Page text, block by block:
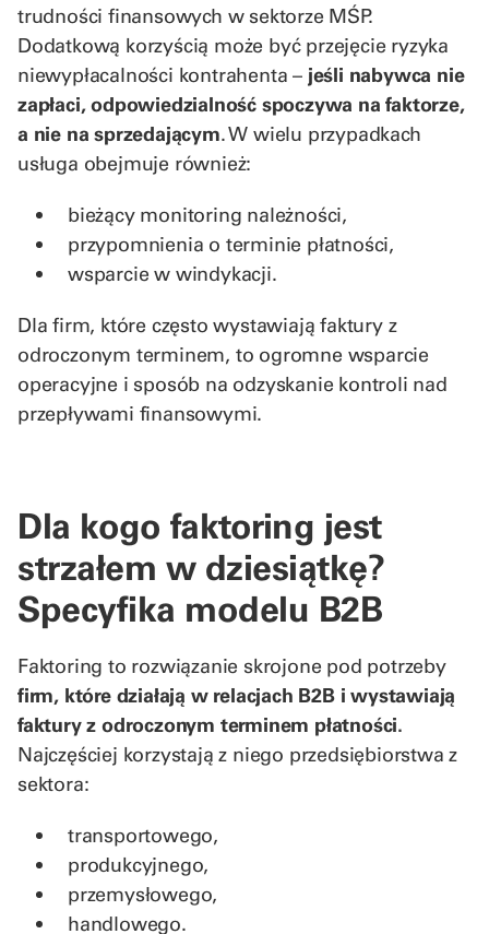
trudności finansowych w sektorze MŚP.
Dodatkową korzyścią może być przejęcie ryzyka
niewypłacalności kontrahenta – jeśli nabywca nie
zapłaci, odpowiedzialność spoczywa na faktorze,
a nie na sprzedającym. W wielu przypadkach
usługa obejmuje również:
bieżący monitoring należności,
przypomnienia o terminie płatności,
wsparcie w windykacji.
Dla firm, które często wystawiają faktury z
odroczonym terminem, to ogromne wsparcie
operacyjne i sposób na odzyskanie kontroli nad
przepływami finansowymi.
Dla kogo faktoring jest
strzałem w dziesiątkę?
Specyfika modelu B2B
Faktoring to rozwiązanie skrojone pod potrzeby
firm, które działają w relacjach B2B i wystawiają
faktury z odroczonym terminem płatności.
Najczęściej korzystają z niego przedsiębiorstwa z
sektora:
transportowego,
produkcyjnego,
przemysłowego,
handlowego.